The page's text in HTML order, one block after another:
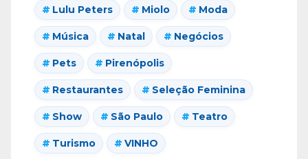
Lulu Peters Miolo Moda
Música Natal Negócios
Pets Pirenópolis
Restaurantes Seleção Feminina
Show São Paulo Teatro
Turismo VINHO